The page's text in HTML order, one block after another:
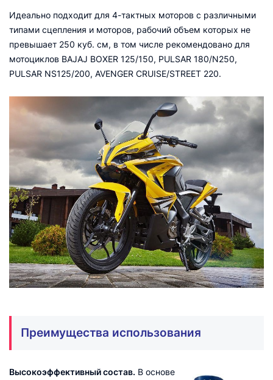
Идеально подходит для 4-тактных моторов с различными
типами сцепления и моторов, рабочий объем которых не
превышает 250 куб. см, в том числе рекомендовано для
мотоциклов BAJAJ BOXER 125/150, PULSAR 180/N250,
PULSAR NS125/200, AVENGER CRUISE/STREET 220.
Преимущества использования
Высокоэффективный состав. В основе